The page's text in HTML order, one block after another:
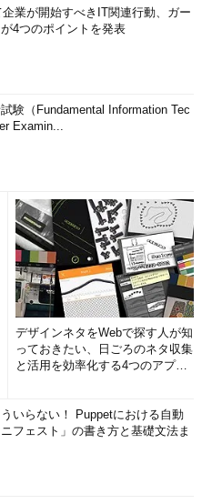
ーマンだった40歳から趣味でプ
独学でActiveXに取り組む。
ション・ユニット「
KySSの活動に本格的に
記事を多数執筆する傍ら、受
て、現在はWindowsストアア
Platforms - Client App Dev
Platforms - Windows Phone
）。
）。
Platforms - Windows
Sep 2015）。
業が開始すべきIT関連行動、ガー
4つのポイントを発表
験（Fundamental Information Tec
Examin...
デザインネタをWebで探す人が知
っておきたい、日ごろのネタ収集
と活用を効率化する4つのアプリ
いらない！ Puppetにおける自動
フェスト」の書き方と基礎文法ま